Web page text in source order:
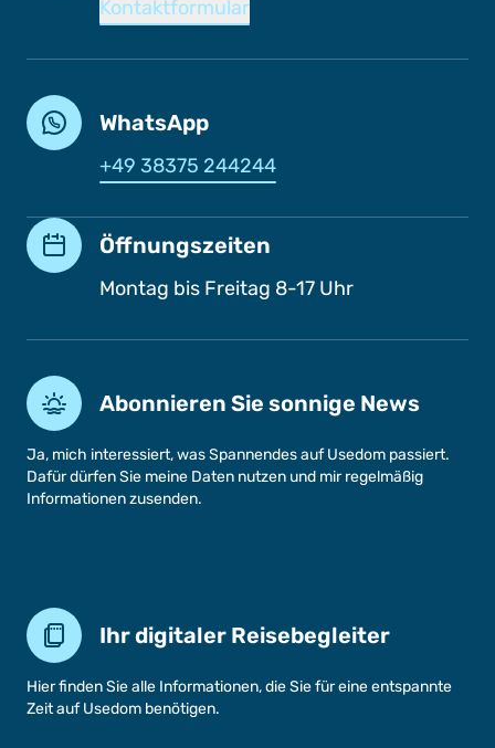
Kontaktformular
WhatsApp
+49 38375 244244
Öffnungszeiten
Montag bis Freitag 8-17 Uhr
Abonnieren Sie sonnige News
Ja, mich interessiert, was Spannendes auf Usedom passiert.
Dafür dürfen Sie meine Daten nutzen und mir regelmäßig
Informationen zusenden.
Ihr digitaler Reisebegleiter
Hier finden Sie alle Informationen, die Sie für eine entspannte
Zeit auf Usedom benötigen.